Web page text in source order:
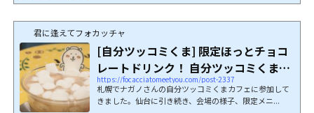
君に逢えてフォカッチャ
[自分ツッコミくま] 限定ほっとチョコ
レートドリンク！ 自分ツッコミくまカ
フェ＠...
https://focacciatomeetyou.com/post-2337
札幌でナガノさんの自分ツッコミくまカフェに参加して
きました。仙台に引き続き、会場の様子、限定メニ...